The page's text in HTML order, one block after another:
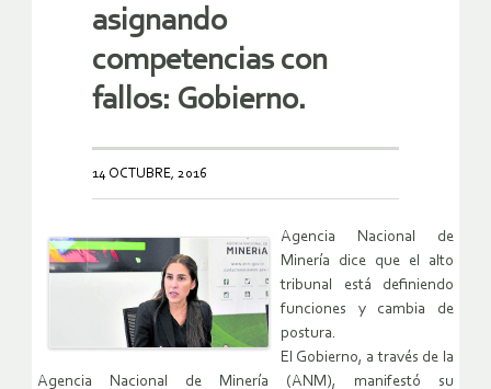
asignando
competencias con
fallos: Gobierno.
14 OCTUBRE, 2016
Agencia Nacional de
Minería dice que el alto
tribunal está definiendo
funciones y cambia de
postura.
El Gobierno, a través de la
Agencia Nacional de Minería (ANM), manifestó su